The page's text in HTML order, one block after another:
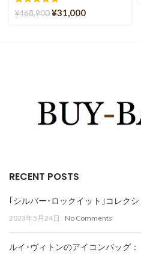
¥468,900¥31,000
RECENT POSTS
｢シルバー･ロックイット｣コレク
2023年5月24日 No Comments
ルイ･ヴィトンのアイコンバッグ：